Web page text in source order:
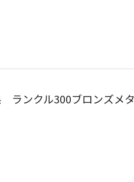
ランクル300ブロンズメ